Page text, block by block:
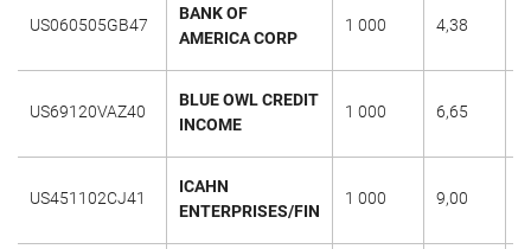
US060505GB47
BANK OF
AMERICA CORP
1 000 4,38
US69120VAZ40
BLUE OWL CREDIT
INCOME
1 000 6,65
US451102CJ41
ICAHN
ENTERPRISES/FIN
1 000 9,00